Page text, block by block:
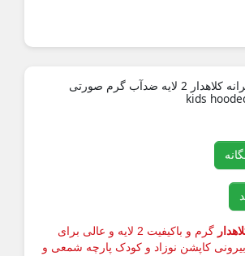
کاپشن خزدار دخترانه کلاهدار 2 لایه ضدآب گرم صورتی
گرم و باکیفیت 2 لایه و عالی برای
نوزاد و کودک پارچه شمعی و